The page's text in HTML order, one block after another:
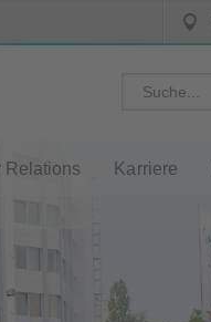
Relations Karriere